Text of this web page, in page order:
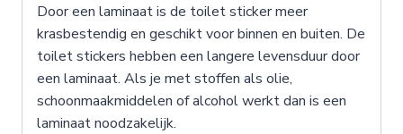
Door een laminaat is de toilet sticker meer
krasbestendig en geschikt voor binnen en buiten. De
toilet stickers hebben een langere levensduur door
een laminaat. Als je met stoffen als olie,
schoonmaakmiddelen of alcohol werkt dan is een
laminaat noodzakelijk.